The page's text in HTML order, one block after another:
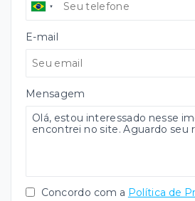
E-mail
Mensagem
Concordo com a Política de